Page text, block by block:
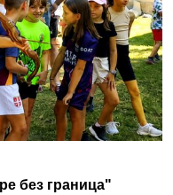
без граница"